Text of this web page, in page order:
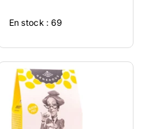
En stock : 69